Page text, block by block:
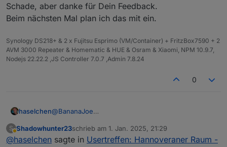
Es kann natürlich immer was dazwischen kommen,
da wäre es nett, weils auf meinen Namen läuft,
Ich möchte auch beim ersten Treffen keine
Präsentation oder Vorträge machen oder sehen, ich
möchte, dass wir uns kennenlernen und einfach
dazugekommen wenn ich beruflich in der nähe
gewesen wäre. Das ist aber a) Samstags nicht der
Fall und b) bin ich schon auf einem Geburtstag.
Ich wünsche euch Viel Spaß beim treffen und
Austausch.
Schade, aber danke für Dein Feedback.
Beim nächsten Mal plan ich das mit ein.
Synology DS218+ & 2 x Fujitsu Esprimo (VM/Container) + FritzBox7590 + 2
AVM 3000 Repeater & Homematic & HUE & Osram & Xiaomi, NPM 10.9.7,
Nodejs 22.22.2 ,JS Controller 7.0.7 ,Admin 7.8.24
0
haselchen@BananaJoe
@Samson71
@wendy2702
Soooo, im Neuen Jahr zur späten Stunde noch eine
Info.
S
Abwesend
Shadowhunter23schrieb am 1. Jan. 2025, 21:29
zuletzt editiert von
@haselchen sagte in Usertreffen: Hannoveraner Raum -